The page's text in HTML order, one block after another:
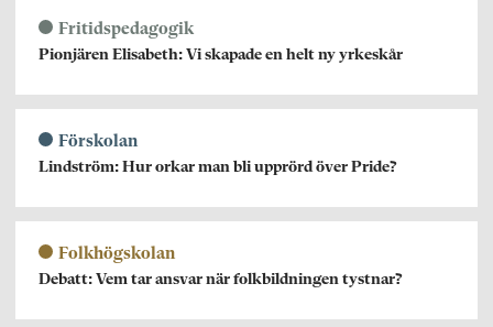
Fritidspedagogik
Pionjären Elisabeth: Vi skapade en helt ny yrkeskår
Förskolan
Lindström: Hur orkar man bli upprörd över Pride?
Folkhögskolan
Debatt: Vem tar ansvar när folkbildningen tystnar?